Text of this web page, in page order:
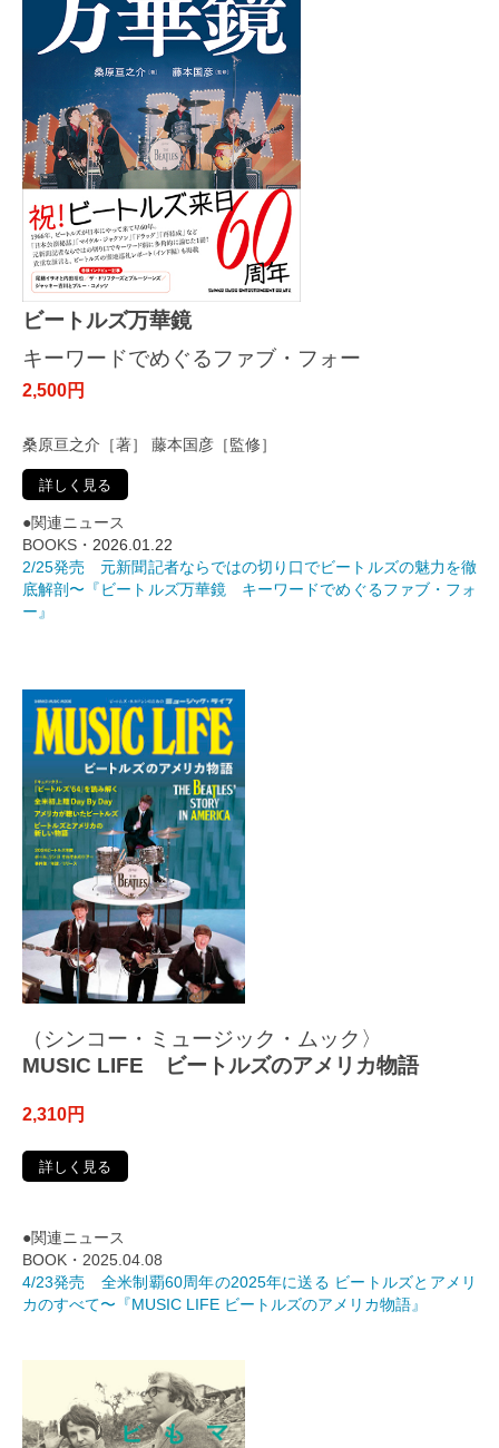
ビートルズ万華鏡
キーワードでめぐるファブ・フォー
2,500円
桑原亘之介［著］ 藤本国彦［監修］
詳しく見る
●関連ニュース
BOOKS・ 2026.01.22
2/25発売 元新聞記者ならではの切り口でビートルズの魅力を徹
底解剖〜『ビートルズ万華鏡 キーワードでめぐるファブ・フォ
ー』
（シンコー・ミュージック・ムック〉
MUSIC LIFE ビートルズのアメリカ物語
2,310円
詳しく見る
●関連ニュース
BOOK・2025.04.08
4/23発売 全米制覇60周年の2025年に送る ビートルズとアメリ
カのすべて〜『MUSIC LIFE ビートルズのアメリカ物語』